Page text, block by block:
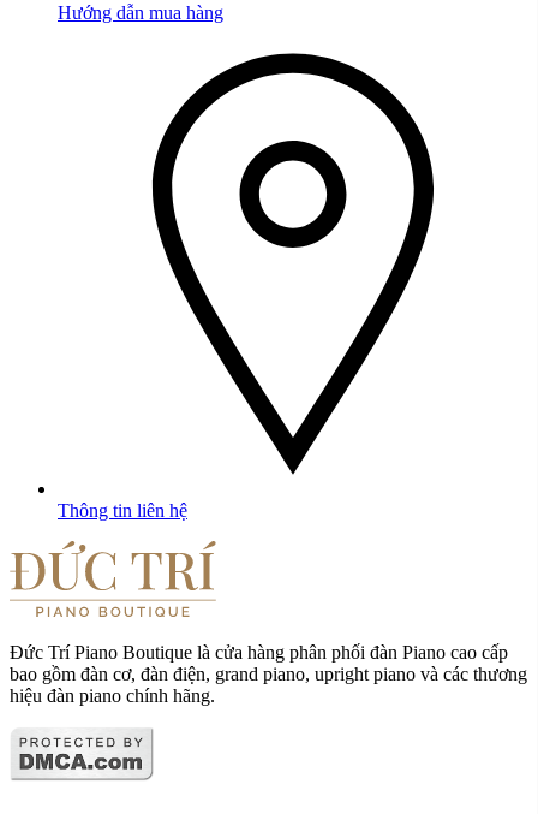
Hướng dẫn mua hàng
Thông tin liên hệ
Đức Trí Piano Boutique là cửa hàng phân phối đàn Piano cao cấp
bao gồm đàn cơ, đàn điện, grand piano, upright piano và các thương
hiệu đàn piano chính hãng.